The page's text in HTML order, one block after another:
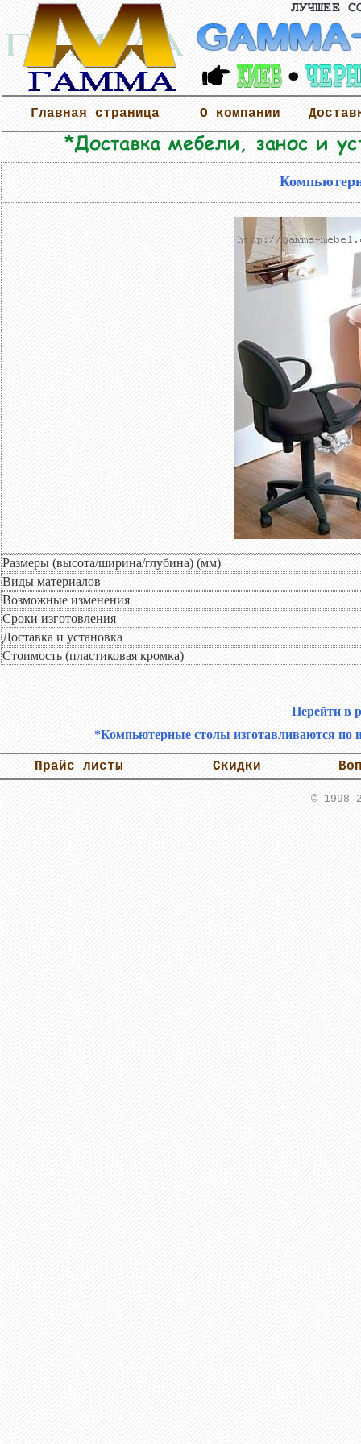
Главная страница О компании
Размеры (высота/ширина/глубина) (мм)
Виды материалов
Возможные изменения
Сроки изготовления
Доставка и установка
Стоимость (пластиковая кромка)
Перейти в
*Компьютерные столы изготавливаются по
Прайс листы Скидки
© 1998-